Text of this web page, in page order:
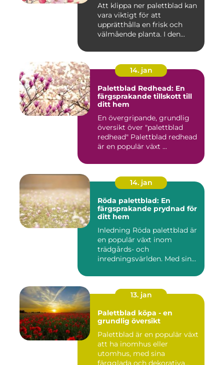
prydnadsväxt både
inomhus och utomhus
Att klippa ner palettblad kan
vara viktigt för att
upprätthålla en frisk och
välmående planta. I den...
14. jan
Palettblad Redhead: En
färgsprakande tillskott till
ditt hem
En övergripande, grundlig
översikt över "palettblad
redhead" Palettblad redhead
är en populär växt ...
14. jan
Röda palettblad: En
färgsprakande prydnad för
ditt hem
Inledning Röda palettblad är
en populär växt inom
trädgårds- och
inredningsvärlden. Med sina
13. jan
Palettblad köpa - en
grundlig översikt
Palettblad är en populär växt
att ha inomhus eller
utomhus, med sina
färgglada och dekorativa